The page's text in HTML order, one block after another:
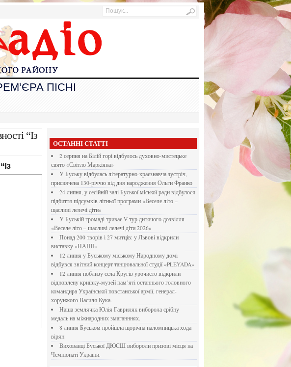
ПІСНІ
“Із
ОСТАННІ СТАТТІ
2 серпня на Білій горі відбулось духовно-мистецьке
свято «Світло Маркіяна»
У Буську відбулась літературно-краєзнавча зустріч,
присвячена 130-річчю від дня народження Ольги Франко
24 липня, у сесійній залі Буської міської ради відбулося
підбиття підсумків літньої програми «Веселе літо –
щасливі лелечі діти»
У Буській громаді триває V тур дитячого дозвілля
«Веселе літо – щасливі лелечі діти 2026»
Понад 200 творів і 27 митців: у Львові відкрили
виставку «НАШІ»
12 липня у Буському міському Народному домі
відбувся звітний концерт танцювальної студії «PLEYADA»
12 липня поблизу села Кругів урочисто відкрили
відновлену криївку-музей пам’яті останнього головного
командира Української повстанської армії, генерал-
хорунжого Василя Кука.
Наша землячка Юлія Гавриляк виборола срібну
медаль на міжнародних змаганннях.
8 липня Буськом пройшла щорічна паломницька хода
вірян
Вихованці Буської ДЮСШ вибороли призові місця на
Чемпіонаті України.